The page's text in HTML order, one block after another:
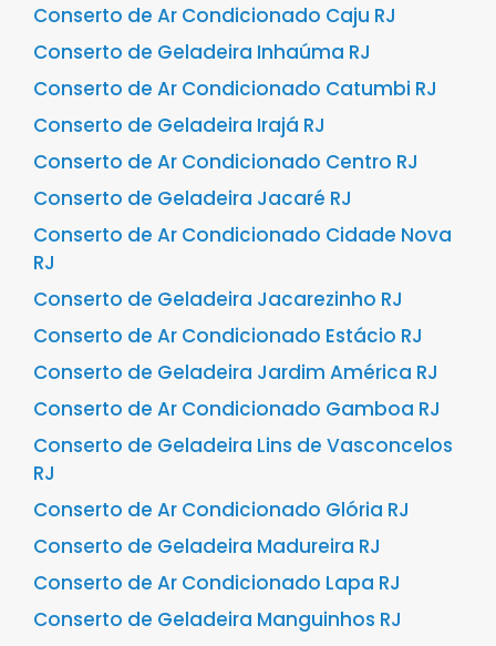
Conserto de Ar Condicionado Caju RJ
Conserto de Geladeira Inhaúma RJ
Conserto de Ar Condicionado Catumbi RJ
Conserto de Geladeira Irajá RJ
Conserto de Ar Condicionado Centro RJ
Conserto de Geladeira Jacaré RJ
Conserto de Ar Condicionado Cidade Nova
RJ
Conserto de Geladeira Jacarezinho RJ
Conserto de Ar Condicionado Estácio RJ
Conserto de Geladeira Jardim América RJ
Conserto de Ar Condicionado Gamboa RJ
Conserto de Geladeira Lins de Vasconcelos
RJ
Conserto de Ar Condicionado Glória RJ
Conserto de Geladeira Madureira RJ
Conserto de Ar Condicionado Lapa RJ
Conserto de Geladeira Manguinhos RJ